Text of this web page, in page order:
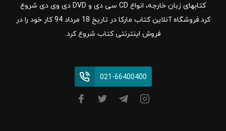
کتابهای زبان خارجه، انواع CD سی دی و DVD دی وی دی شروع
کرد.فروشگاه آنلاین کتاب مارکا در تاریخ 18 مرداد 94 کار خود را در
فروش اینترنتی کتاب شروع کرد.
021-66400400